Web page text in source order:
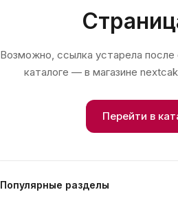
Возможно, ссылка устарела
каталоге — в магазине
Перейти в
Популярные разделы